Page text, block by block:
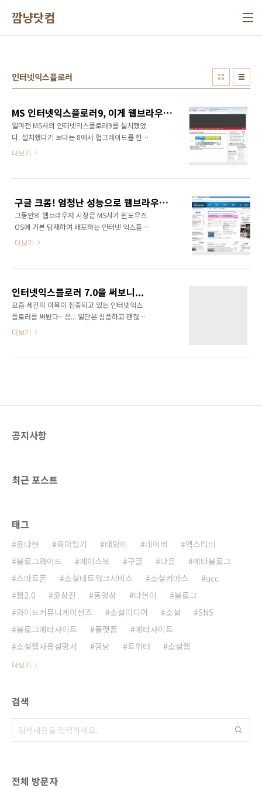
깜냥닷컴
인터넷익스플로러
MS 인터넷익스플로러9, 이게 웹브라우저 맞나?
얼마전 MS사의 인터넷익스플로러9를 설치했었
다. 설치했다기 보다는 8에서 업그레이드를 한
것이다. 아직 정식버전은 아니고 최종평가판이
해야 하는지 감도 안온다. 게다가 몇번 다운되고
나면 이제는 이미지가 표시되지 않는다. 혹시 몰
라서 노트북은 재부팅했는데도 여전히 이미지가
표시되지 않는다. 시스템 자체도 버벅대는 것 같
웹2.0 이야기 블로그 화면이다. 정말 상단이미지
각한 것은 재부팅을 했는데도 이모양이라는 것
이다. 도대체 MS가..
더보기
구글 크롬! 엄청난 성능으로 웹브라우저 시장에 등장!
그동안의 웹브라우저 시장은 MS사가 윈도우즈
OS에 기본 탑재하여 배포하는 인터넷 익스플로
러가 대세를 이루면서 독과점 시장을 형성하고
을 내놓고 MS사와 전면전을 선포하였다. 구글은
웹2.0기업으로써 엄청난 테크놀로지를 보유하
고 있는 회사이다. MS에 대적할 수 있는 유일한
기업이라고 할 수 있다. 그런 기업에서 웹브라우
보인다. 그런데 이 크롬이라는 놈의 성능이 정말
더보기
인터넷익스플로러 7.0을 써보니...
요즘 세간의 이목이 집중되고 있는 인터넷익스
플로러를 써봤다~ 음... 일단은 심플하고 괜찮은
거 같다~ 특히 주소창을 이용하여 검색할 수 있
고 싶지 않으면 안쓰겠다고 설정을 하면 그만이
더보기
공지사항
최근 포스트
태그
윤다현 육아일기 태양이 네이버
엑스티비
블로그와이드
페이스북 구글 다음
메타블로그
스마트폰
소셜네트워크서비스 소셜커머스
ucc
웹2.0
윤상진 동영상 다현이
블로그
와이드커뮤니케이션즈
소셜미디어 소셜
SNS
블로그메타사이트
플랫폼
메타사이트
소셜웹사용설명서
깜냥 트위터 소셜웹
더보기
검색
전체 방문자